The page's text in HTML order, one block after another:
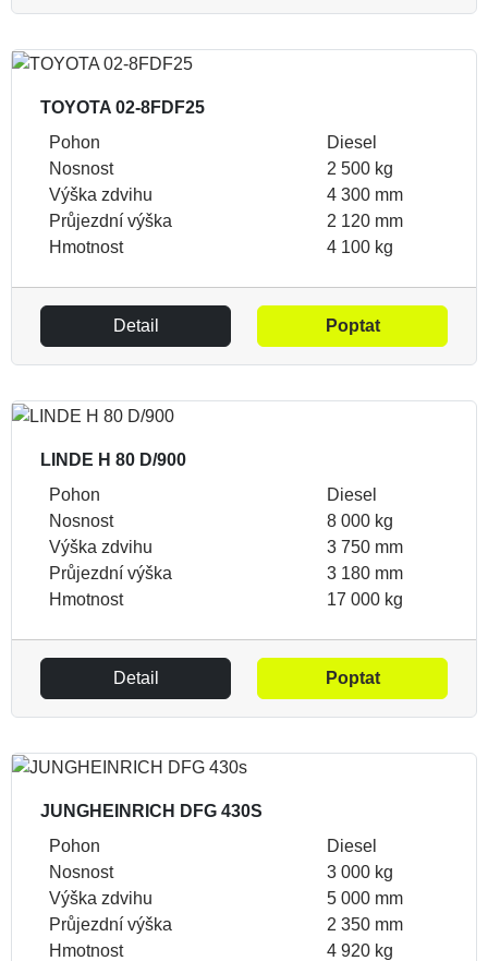
TOYOTA 02-8FDF25
Pohon
Diesel
Nosnost
2 500 kg
Výška zdvihu
4 300 mm
Průjezdní výška
2 120 mm
Hmotnost
4 100 kg
Detail Poptat
LINDE H 80 D/900
Pohon
Diesel
Nosnost
8 000 kg
Výška zdvihu
3 750 mm
Průjezdní výška
3 180 mm
Hmotnost
17 000 kg
Detail Poptat
JUNGHEINRICH DFG 430S
Pohon
Diesel
Nosnost
3 000 kg
Výška zdvihu
5 000 mm
Průjezdní výška
2 350 mm
Hmotnost
4 920 kg